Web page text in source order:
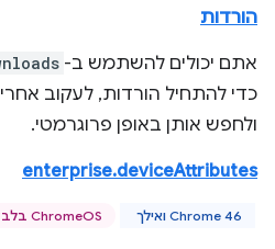
הורדות
אתם יכולים להשתמש ב-
כדי להתחיל הורדות, לעקוב
ולחפש אותן באופן פרוגרמטי.
enterprise.deviceAttributes
Chrome 46 ואילך ChromeOS בלבד